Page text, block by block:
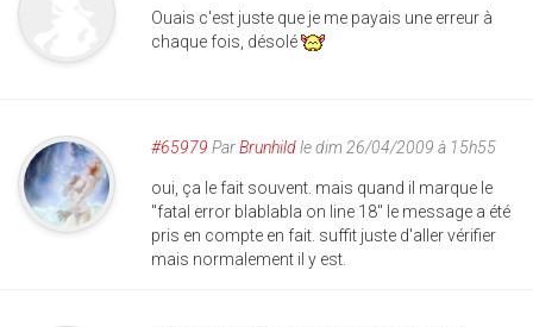
Ouais c'est juste que je me payais une erreur à
chaque fois, désolé
#65979 ParBrunhildle dim 26/04/2009 à 15h55
oui, ça le fait souvent. mais quand il marque le
"fatal error blablabla on line 18" le message a été
pris en compte en fait. suffit juste d'aller vérifier
mais normalement il y est.